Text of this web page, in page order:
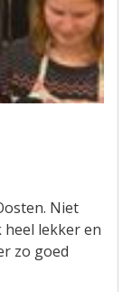
Niet
lekker en
zo goed